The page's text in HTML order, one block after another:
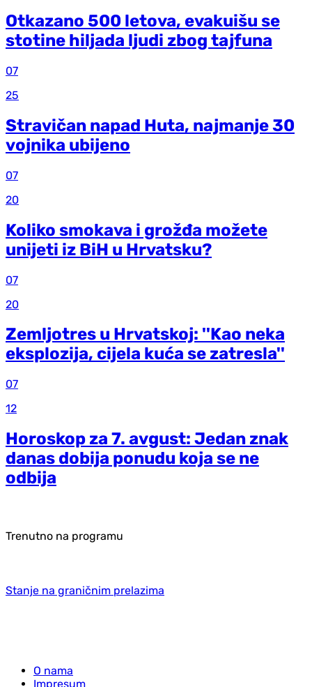
Otkazano 500 letova, evakuišu se
stotine hiljada ljudi zbog tajfuna
07
25
Stravičan napad Huta, najmanje 30
vojnika ubijeno
07
20
Koliko smokava i grožđa možete
unijeti iz BiH u Hrvatsku?
07
20
Zemljotres u Hrvatskoj: ''Kao neka
eksplozija, cijela kuća se zatresla''
07
12
Horoskop za 7. avgust: Jedan znak
danas dobija ponudu koja se ne
odbija
Trenutno na programu
Stanje na graničnim prelazima
O nama
Impresum